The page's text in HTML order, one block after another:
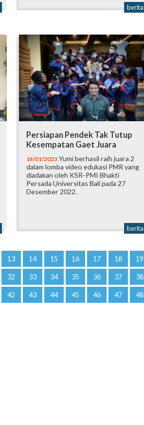
berita
Persiapan Pendek Tak Tutup
Kesempatan Gaet Juara
14/01/2023 Yumi berhasil raih juara 2
dalam lomba video edukasi PMR yang
diadakan oleh KSR-PMI Bhakti
Persada Universitas Bali pada 27
Desember 2022.
berita
13 14 15 16 17 18 19
32 33 34 35 36 37 38
42 43 44 45 46 47 48